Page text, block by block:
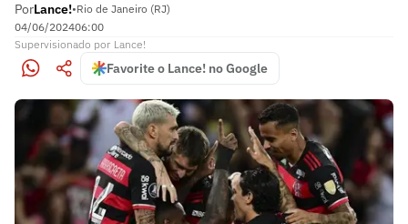
PorLance!•Rio de Janeiro (RJ)
04/06/202406:00
Supervisionado por Lance!
Favorite o Lance! no Google